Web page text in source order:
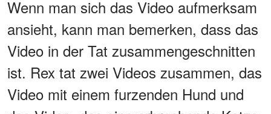
Wenn man sich das Video aufmerksam
ansieht, kann man bemerken, dass das
Video in der Tat zusammengeschnitten
ist. Rex tat zwei Videos zusammen, das
Video mit einem furzenden Hund und